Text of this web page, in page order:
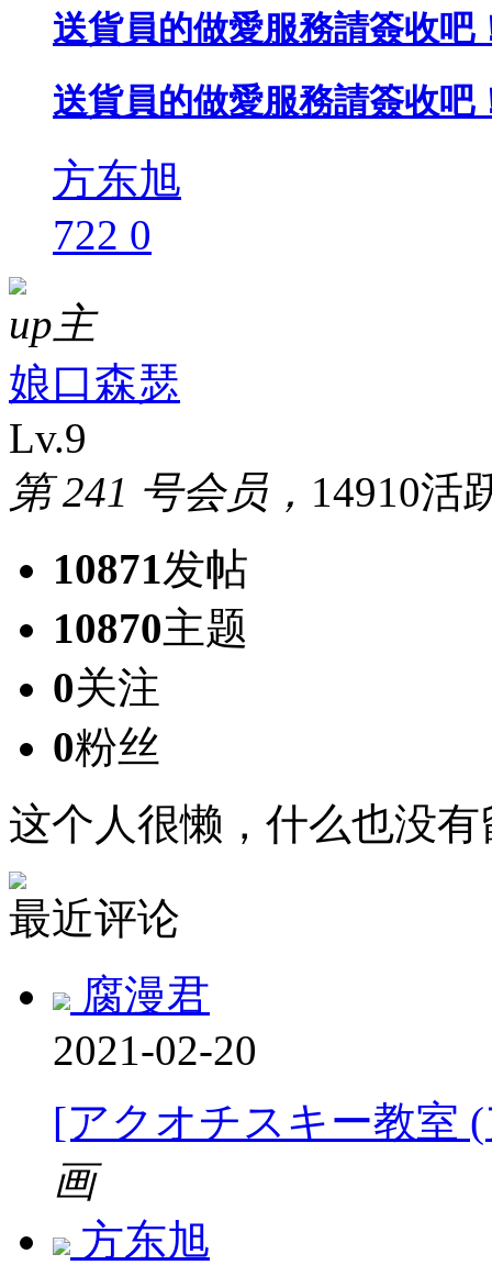
送貨員的做愛服務請簽收吧
送貨員的做愛服務請簽收吧
方东旭
722 0
up主
娘口森瑟
Lv.9
第 241 号会员， 14910活
10871发帖
10870主题
0关注
0粉丝
这个人很懒，什么也没有
最近评论
腐漫君
2021-02-20
[アクオチスキー教室
画
方东旭